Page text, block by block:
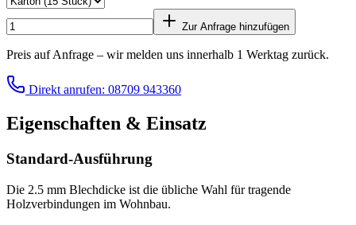
Zur Anfrage hinzufügen
Preis auf Anfrage – wir melden uns innerhalb 1 Werktag zurück.
Direkt anrufen: 08709 943360
Eigenschaften & Einsatz
Standard-Ausführung
Die 2.5 mm Blechdicke ist die übliche Wahl für tragende
Holzverbindungen im Wohnbau.